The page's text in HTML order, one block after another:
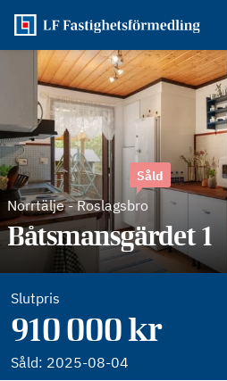
Norrtälje-Roslagsbro
Såld
Båtsmansgärdet 1
Slutpris
910 000 kr
Såld: 2025-08-04